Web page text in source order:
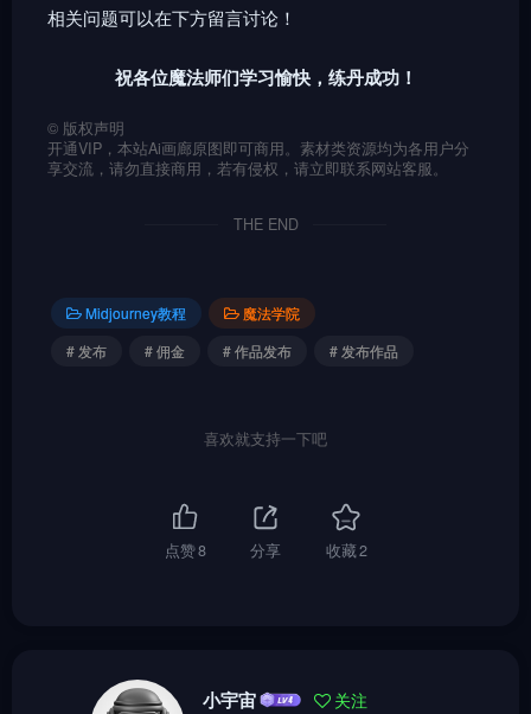
相关问题可以在下方留言讨论！
祝各位魔法师们学习愉快，练丹成功！
© 版权声明
开通VIP，本站Ai画廊原图即可商用。素材类资源均为各用户分
享交流，请勿直接商用，若有侵权，请立即联系网站客服。
THE END
Midjourney教程
魔法学院
# 发布
# 佣金 # 作品发布 # 发布作品
喜欢就支持一下吧
点赞8 分享 收藏2
小宇宙 关注